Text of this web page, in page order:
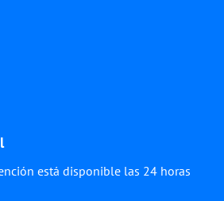
está disponible las 24 horas